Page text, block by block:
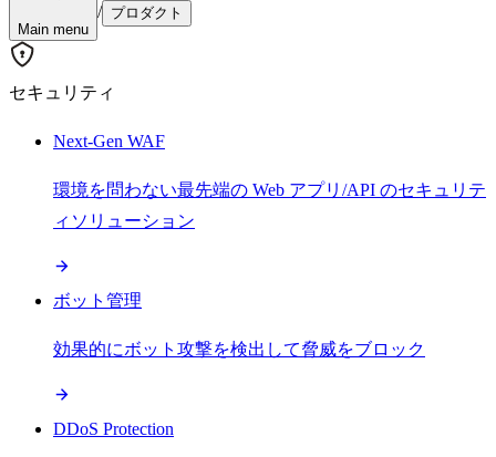
Main menu
/ プロダクト
セキュリティ
Next-Gen WAF
環境を問わない最先端の Web アプリ/API のセキュリテ
ィソリューション
ボット管理
効果的にボット攻撃を検出して脅威をブロック
DDoS Protection